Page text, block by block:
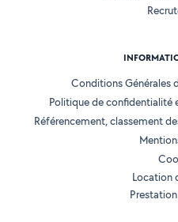
Conditions Générales
Politique de confidentialité
Référencement, classement
Location